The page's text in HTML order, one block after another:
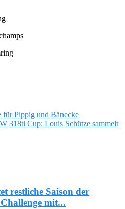
für Pippig und Bänecke
318ti Cup: Louis Schütze sammelt
restliche Saison der
mit...